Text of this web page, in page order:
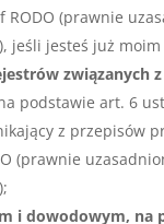
RODO (prawnie
jeśli jesteś już
związanych
podstawie art. 6
z przepisów
(prawnie
i dowodowym, na